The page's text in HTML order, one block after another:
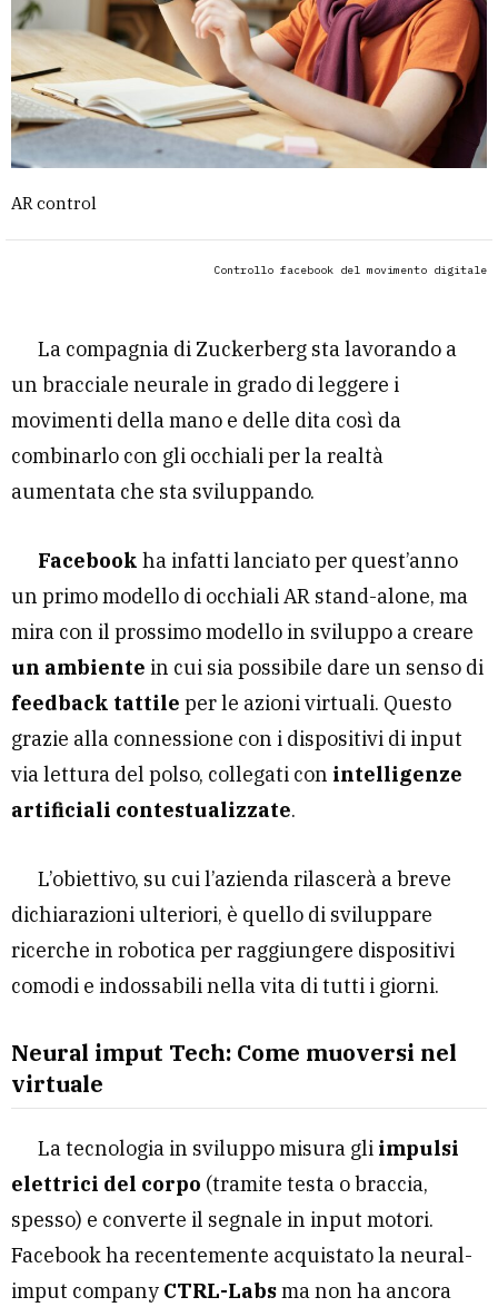
AR control
Controllo facebook del movimento digitale
La compagnia di Zuckerberg sta lavorando a
un bracciale neurale in grado di leggere i
movimenti della mano e delle dita così da
combinarlo con gli occhiali per la realtà
aumentata che sta sviluppando.
Facebook ha infatti lanciato per quest’anno
un primo modello di occhiali AR stand-alone, ma
mira con il prossimo modello in sviluppo a creare
un ambiente in cui sia possibile dare un senso di
feedback tattile per le azioni virtuali. Questo
grazie alla connessione con i dispositivi di input
via lettura del polso, collegati con intelligenze
artificiali contestualizzate.
L’obiettivo, su cui l’azienda rilascerà a breve
dichiarazioni ulteriori, è quello di sviluppare
ricerche in robotica per raggiungere dispositivi
comodi e indossabili nella vita di tutti i giorni.
Neural imput Tech: Come muoversi nel
virtuale
La tecnologia in sviluppo misura gli impulsi
elettrici del corpo (tramite testa o braccia,
spesso) e converte il segnale in input motori.
Facebook ha recentemente acquistato la neural-
imput company CTRL-Labsma non ha ancora